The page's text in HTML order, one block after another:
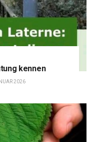
kennen
2026